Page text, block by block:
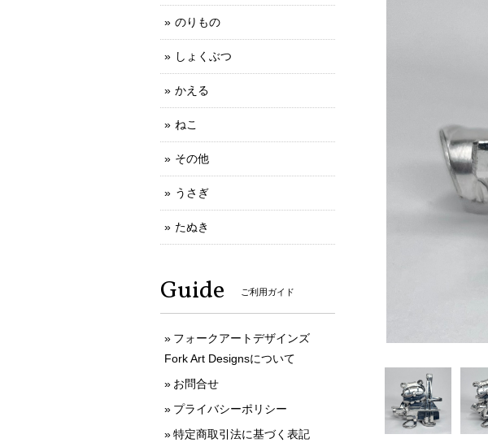
のりもの
しょくぶつ
かえる
ねこ
その他
うさぎ
たぬき
Guide ご利用ガイド
フォークアートデザインズ
Fork Art Designsについて
お問合せ
プライバシーポリシー
特定商取引法に基づく表記